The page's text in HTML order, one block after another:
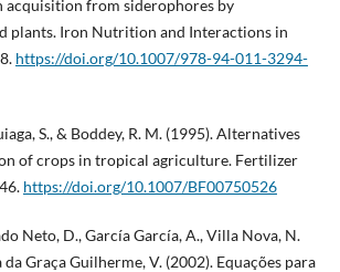
acquisition from siderophores by
plants. Iron Nutrition and Interactions in
https://doi.org/10.1007/978-94-011-3294-
S., & Boddey, R. M. (1995). Alternatives
of crops in tropical agriculture. Fertilizer
https://doi.org/10.1007/BF00750526
Neto, D., García García, A., Villa Nova, N.
Graça Guilherme, V. (2002). Equações para